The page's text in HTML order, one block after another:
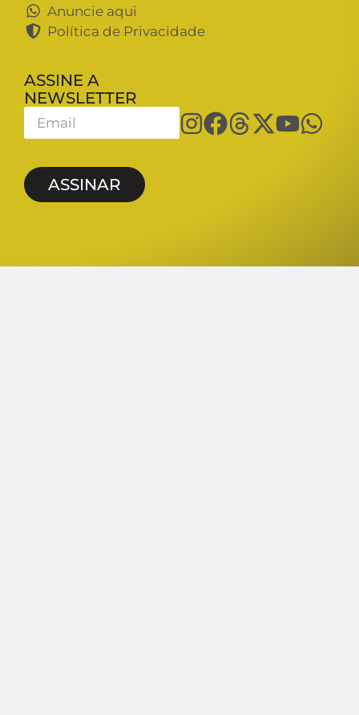
Anuncie aqui
Política de Privacidade
ASSINE A
NEWSLETTER
ASSINAR